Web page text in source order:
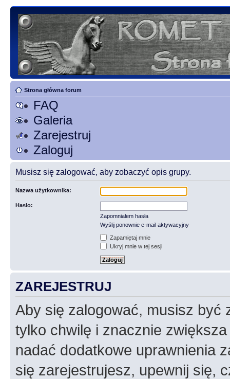
Strona główna forum
FAQ
Galeria
Zarejestruj
Zaloguj
Musisz się zalogować, aby zobaczyć opis grupy.
Nazwa użytkownika:
Hasło:
Zapomniałem hasła
Wyślij ponownie e-mail aktywacyjny
Zapamiętaj mnie
Ukryj mnie w tej sesji
ZAREJESTRUJ
Aby się zalogować, musisz być
tylko chwilę i znacznie
nadać dodatkowe uprawnienia
się zarejestrujesz, upewnij się,